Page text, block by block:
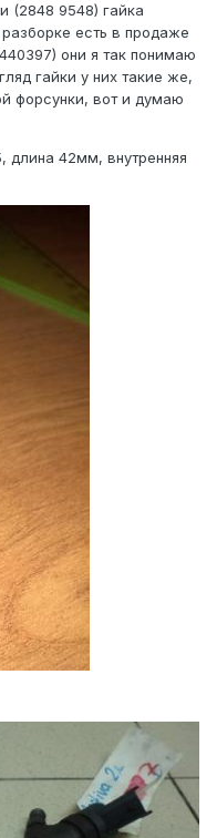
(2848 9548) гайка
есть в продаже
они я так понимаю
гайки у них такие же,
форсунки, вот и думаю
длина 42мм, внутренняя